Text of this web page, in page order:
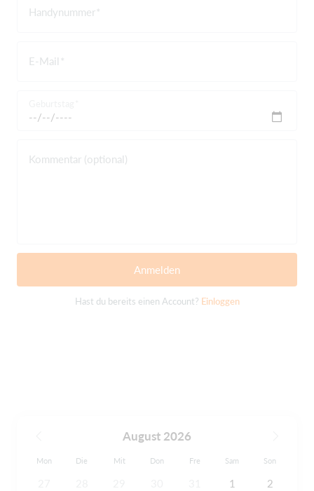
Handynummer
E-Mail
Kommentar (optional)
Anmelden
Hast du bereits einen Account? Einloggen
August 2026
Mon Die Mit Don Fre Sam Son
1 2